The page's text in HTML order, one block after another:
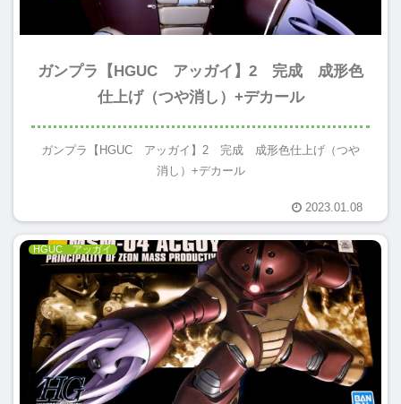
ガンプラ【HGUC アッガイ】2 完成 成形色
仕上げ（つや消し）+デカール
ガンプラ【HGUC アッガイ】2 完成 成形色仕上げ（つや
消し）+デカール
2023.01.08
HGUC アッガイ